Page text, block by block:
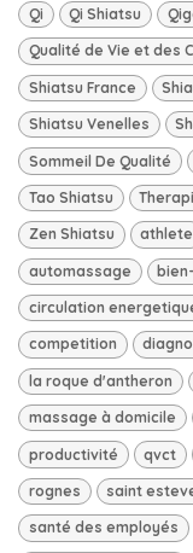
Qi Qi Shiatsu
Qualité de Vie et des
Shiatsu France
Shiatsu Venelles
Sommeil De Qualité
Tao Shiatsu
Zen Shiatsu athlete
automassage
circulation
competition
la roque d'antheron
massage à domicile
productivité qvct
rognes saint
santé des employés